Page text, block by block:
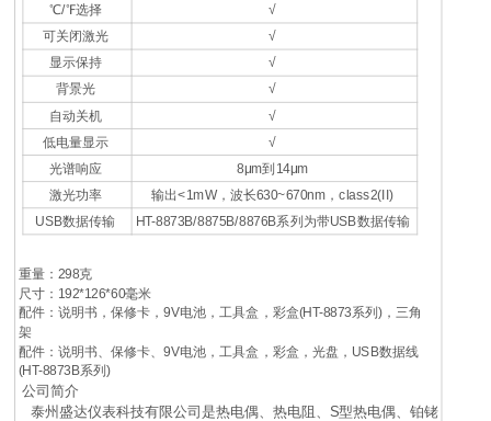
℃/℉选择
√
可关闭激光
√
显示保持
√
背景光
√
自动关机
√
低电量显示
√
光谱响应
8μm到14μm
激光功率
输出<1mW，波长630~670nm，class2(II)
USB数据传输
HT-8873B/8875B/8876B系列为带USB数据传输
重量：298克
尺寸：192*126*60毫米
配件：说明书，保修卡，9V电池，工具盒，彩盒(HT-8873系列)，三角
架
配件：说明书、保修卡、9V电池，工具盒，彩盒，光盘，USB数据线
(HT-8873B系列)
公司简介
泰州盛达仪表科技有限公司是热电偶、热电阻、S型热电偶、铂铑